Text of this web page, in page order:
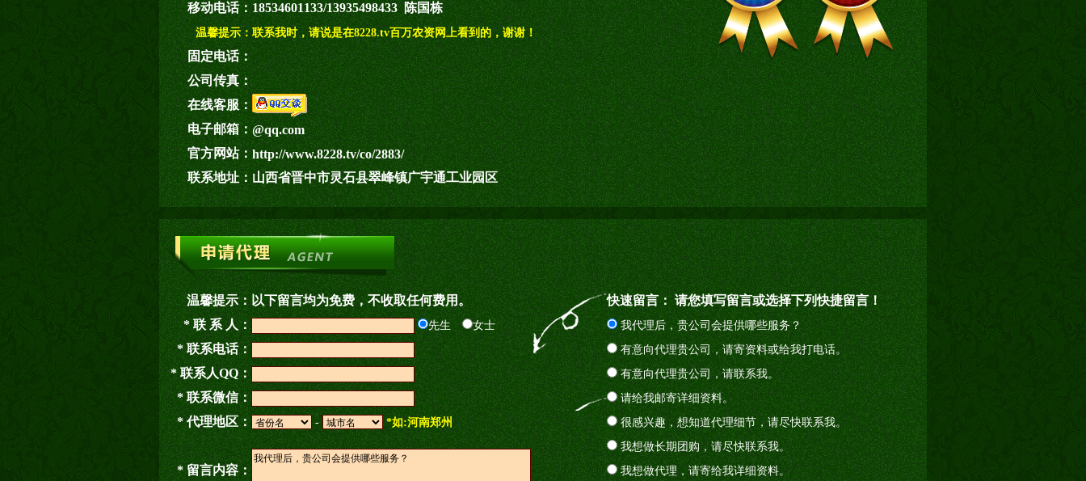
移动电话：18534601133/13935498433 陈国栋
温馨提示： 联系我时，请说是在8228.tv百万农资网上看到的，谢谢！
固定电话：
公司传真：
在线客服：
电子邮箱：@qq.com
官方网站：http://www.8228.tv/co/2883/
联系地址：山西省晋中市灵石县翠峰镇广宇通工业园区
温馨提示：以下留言均为免费，不收取任何费用。
快速留言： 请您填写留言或选择下列快捷留言！
* 联 系 人：
先生 女士 我代理后，贵公司会提供哪些服务？
* 联系电话： 有意向代理贵公司，请寄资料或给我打电话。
* 联系人QQ： 有意向代理贵公司，请联系我。
* 联系微信： 请给我邮寄详细资料。
* 代理地区： - *如:河南郑州 很感兴趣，想知道代理细节，请尽快联系我。
* 留言内容：
我想做长期团购，请尽快联系我。
我想做代理，请寄给我详细资料。